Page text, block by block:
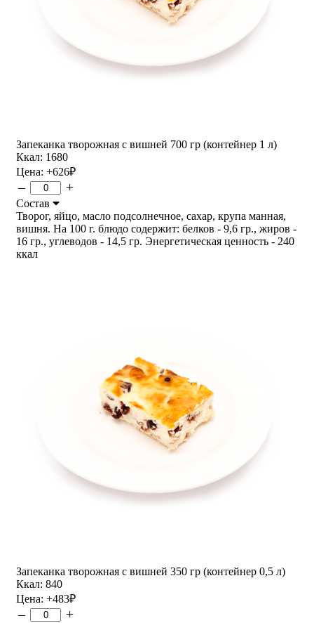
Запеканка творожная с вишней 700 гр (контейнер 1 л)
Ккал: 1680
Цена: +626₽
– +
Состав
Творог, яйцо, масло подсолнечное, сахар, крупа манная,
вишня. На 100 г. блюдо содержит: белков - 9,6 гр., жиров -
16 гр., углеводов - 14,5 гр. Энергетическая ценность - 240
ккал
Запеканка творожная с вишней 350 гр (контейнер 0,5 л)
Ккал: 840
Цена: +483₽
– +